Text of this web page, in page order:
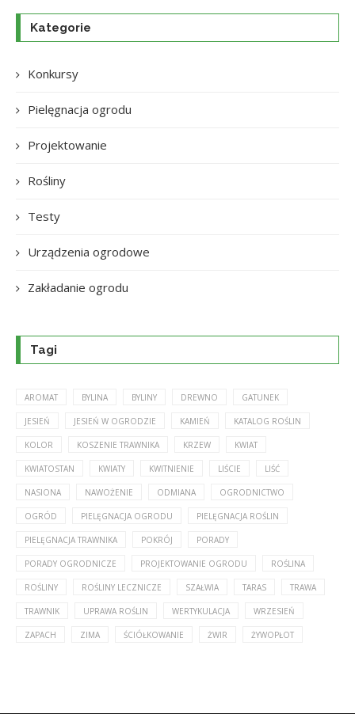
Kategorie
Konkursy
Pielęgnacja ogrodu
Projektowanie
Rośliny
Testy
Urządzenia ogrodowe
Zakładanie ogrodu
Tagi
AROMAT BYLINA BYLINY DREWNO GATUNEK
JESIEŃ JESIEŃ W OGRODZIE KAMIEŃ KATALOG ROŚLIN
KOLOR KOSZENIE TRAWNIKA KRZEW KWIAT
KWIATOSTAN KWIATY KWITNIENIE LIŚCIE LIŚĆ
NASIONA NAWOŻENIE ODMIANA OGRODNICTWO
OGRÓD PIELĘGNACJA OGRODU PIELĘGNACJA ROŚLIN
PIELĘGNACJA TRAWNIKA POKRÓJ PORADY
PORADY OGRODNICZE PROJEKTOWANIE OGRODU ROŚLINA
ROŚLINY ROŚLINY LECZNICZE SZAŁWIA TARAS TRAWA
TRAWNIK UPRAWA ROŚLIN WERTYKULACJA WRZESIEŃ
ZAPACH ZIMA ŚCIÓŁKOWANIE ŻWIR ŻYWOPŁOT